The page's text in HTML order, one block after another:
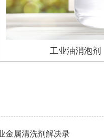
工业油消泡剂
金属清洗剂解决录